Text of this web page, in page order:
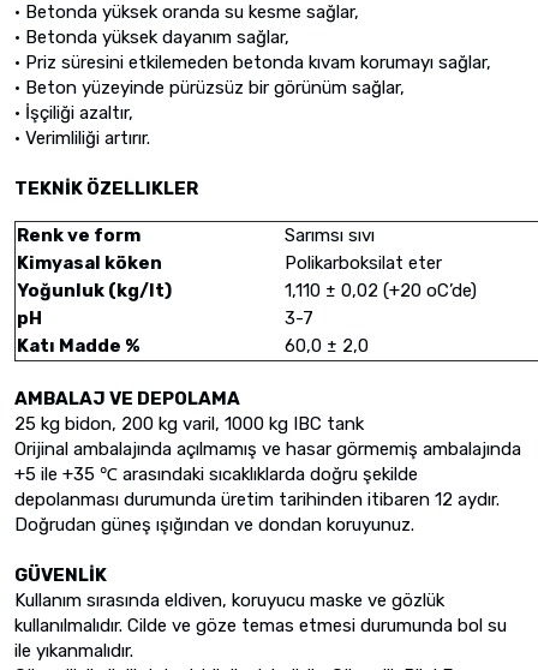
• Betonda yüksek oranda su kesme sağlar,
• Betonda yüksek dayanım sağlar,
• Priz süresini etkilemeden betonda kıvam korumayı sağlar,
• Beton yüzeyinde pürüzsüz bir görünüm sağlar,
• İşçiliği azaltır,
• Verimliliği artırır.
TEKNİK ÖZELLIKLER
Renk ve form
Sarımsı sıvı
Kimyasal köken
Polikarboksilat eter
Yoğunluk (kg/lt)
1,110 ± 0,02 (+20 oC’de)
pH
3-7
Katı Madde %
60,0 ± 2,0
AMBALAJ VE DEPOLAMA
25 kg bidon, 200 kg varil, 1000 kg IBC tank
Orijinal ambalajında açılmamış ve hasar görmemiş ambalajında
+5 ile +35 ℃ arasındaki sıcaklıklarda doğru şekilde
depolanması durumunda üretim tarihinden itibaren 12 aydır.
Doğrudan güneş ışığından ve dondan koruyunuz.
GÜVENLİK
Kullanım sırasında eldiven, koruyucu maske ve gözlük
kullanılmalıdır. Cilde ve göze temas etmesi durumunda bol su
ile yıkanmalıdır.